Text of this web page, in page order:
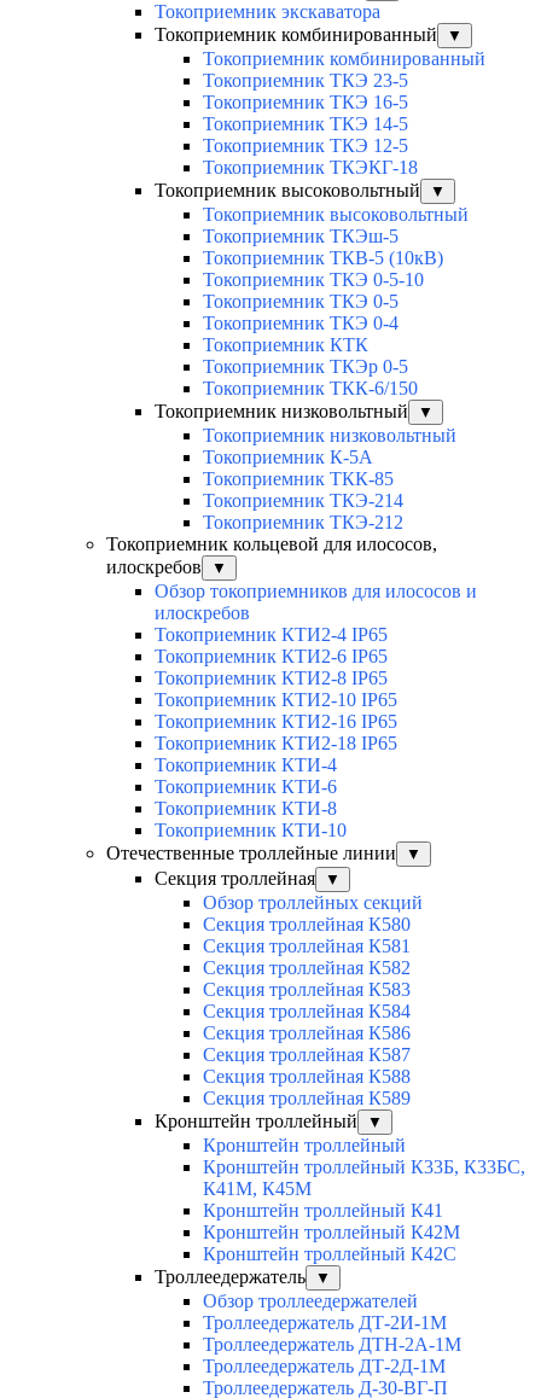
Токоприемник экскаватора
Токоприемник комбинированный
▼
Токоприемник комбинированный
Токоприемник ТКЭ 23-5
Токоприемник ТКЭ 16-5
Токоприемник ТКЭ 14-5
Токоприемник ТКЭ 12-5
Токоприемник ТКЭКГ-18
Токоприемник высоковольтный
▼
Токоприемник высоковольтный
Токоприемник ТКЭш-5
Токоприемник ТКВ-5 (10кВ)
Токоприемник ТКЭ 0-5-10
Токоприемник ТКЭ 0-5
Токоприемник ТКЭ 0-4
Токоприемник КТК
Токоприемник ТКЭр 0-5
Токоприемник ТКК-6/150
Токоприемник низковольтный
▼
Токоприемник низковольтный
Токоприемник К-5А
Токоприемник ТКК-85
Токоприемник ТКЭ-214
Токоприемник ТКЭ-212
Токоприемник кольцевой для илососов,
илоскребов
▼
Обзор токоприемников для илососов и
илоскребов
Токоприемник КТИ2-4 IP65
Токоприемник КТИ2-6 IP65
Токоприемник КТИ2-8 IP65
Токоприемник КТИ2-10 IP65
Токоприемник КТИ2-16 IP65
Токоприемник КТИ2-18 IP65
Токоприемник КТИ-4
Токоприемник КТИ-6
Токоприемник КТИ-8
Токоприемник КТИ-10
Отечественные троллейные линии
▼
Секция троллейная ▼
Обзор троллейных секций
Секция троллейная К580
Секция троллейная К581
Секция троллейная К582
Секция троллейная К583
Секция троллейная К584
Секция троллейная К586
Секция троллейная К587
Секция троллейная К588
Секция троллейная К589
Кронштейн троллейный
▼
Кронштейн троллейный
Кронштейн троллейный К33Б, К33БС,
К41М, К45М
Кронштейн троллейный К41
Кронштейн троллейный К42М
Кронштейн троллейный К42С
Троллеедержатель
▼
Обзор троллеедержателей
Троллеедержатель ДТ-2И-1М
Троллеедержатель ДТН-2А-1М
Троллеедержатель ДТ-2Д-1М
Троллеедержатель Д-30-ВГ-П